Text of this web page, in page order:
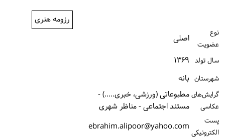
رزومه هنری
نوع
عضویت
اصلی
سال تولد ۱۳۶۹
شهرستان بانه
گرایش‌های
عکاسی
مطبوعاتی (ورزشی، خبری.....) -
مستند اجتماعی - مناظر شهری
پست
الكترونیكی ebrahim.alipoor@yahoo.com